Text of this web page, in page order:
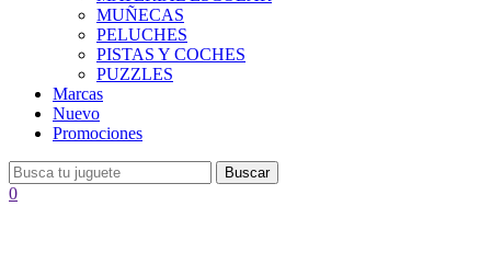
MUÑECAS
PELUCHES
PISTAS Y COCHES
PUZZLES
Marcas
Nuevo
Promociones
Buscar
0